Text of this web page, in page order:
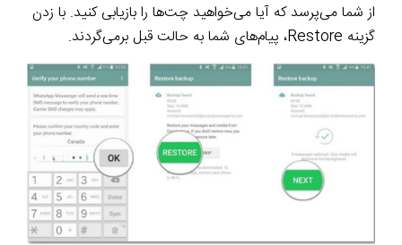
از شما می‌پرسد که آیا می‌خواهید چت‌ها را بازیابی کنید. با زدن
گزینه Restore، پیام‌های شما به حالت قبل برمی‌گردند.